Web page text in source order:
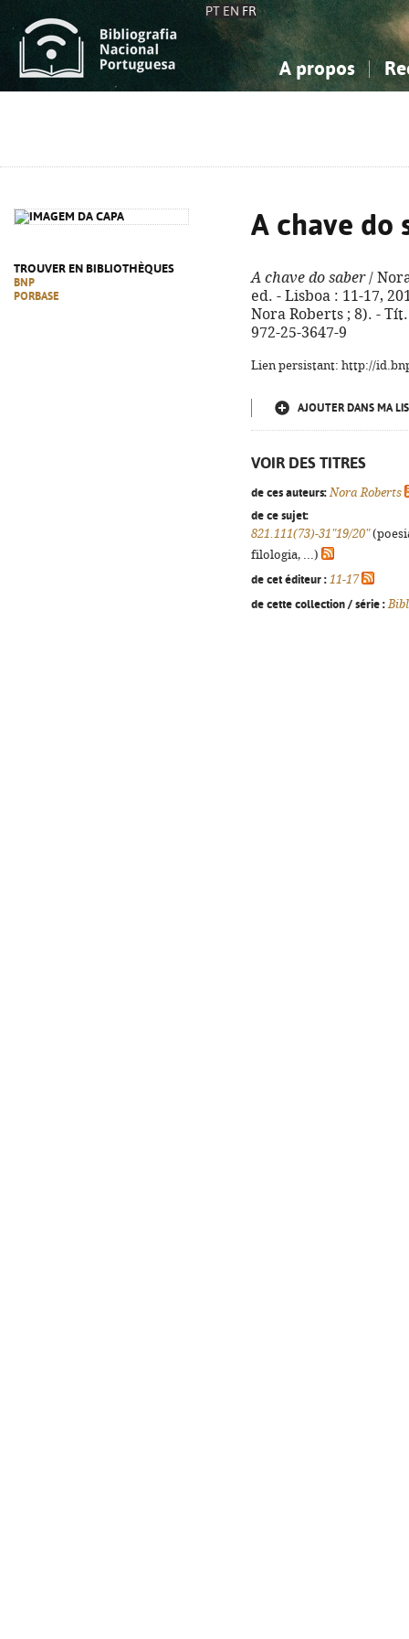
PT EN FR
A propos
TROUVER EN BIBLIOTHÈQUES
BNP
PORBASE
A chave do
A chave do saber/
ed. - Lisboa : 11-17,
Nora Roberts ; 8). -
972-25-3647-9
Lien persistant: http://
AJOUTER DANS MA
VOIR DES TITRES
de ces auteurs: Nora Roberts
de ce sujet:
821.111(73)-31"19/20"
filologia, ...)
de cet éditeur : 11-17
de cette collection / série :